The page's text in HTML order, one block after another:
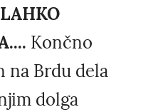
Končno
na Brdu dela
dolga